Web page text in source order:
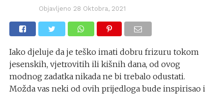
Objavljeno 28 Oktobra, 2021
Iako djeluje da je teško imati dobru frizuru tokom
jesenskih, vjetrovitih ili kišnih dana, od ovog
modnog zadatka nikada ne bi trebalo odustati.
Možda vas neki od ovih prijedloga bude inspirisao i